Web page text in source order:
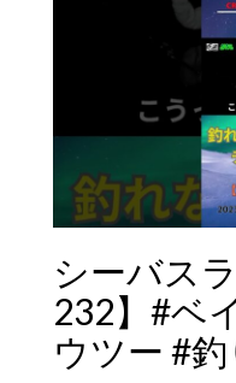
シーバス
232】#ベ
ウツー #釣